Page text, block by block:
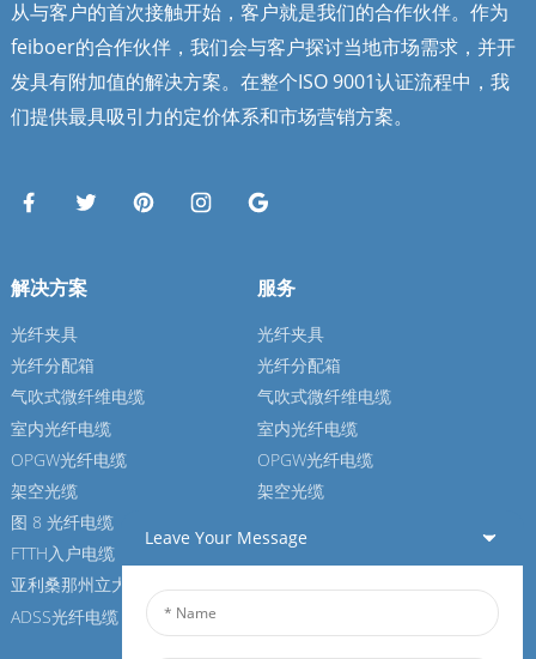
从与客户的首次接触开始，客户就是我们的合作伙伴。作为
feiboer的合作伙伴，我们会与客户探讨当地市场需求，并开
发具有附加值的解决方案。在整个ISO 9001认证流程中，我
们提供最具吸引力的定价体系和市场营销方案。
解决方案
光纤夹具
光纤分配箱
气吹式微纤维电缆
室内光纤电缆
OPGW光纤电缆
架空光缆
图 8 光纤电缆
FTTH入户电缆
亚利桑那州立大学光纤电缆
ADSS光纤电缆
服务
光纤夹具
光纤分配箱
气吹式微纤维电缆
室内光纤电缆
OPGW光纤电缆
架空光缆
FTTH入户电缆
亚利桑那州立大学光纤电缆
Leave Your Message